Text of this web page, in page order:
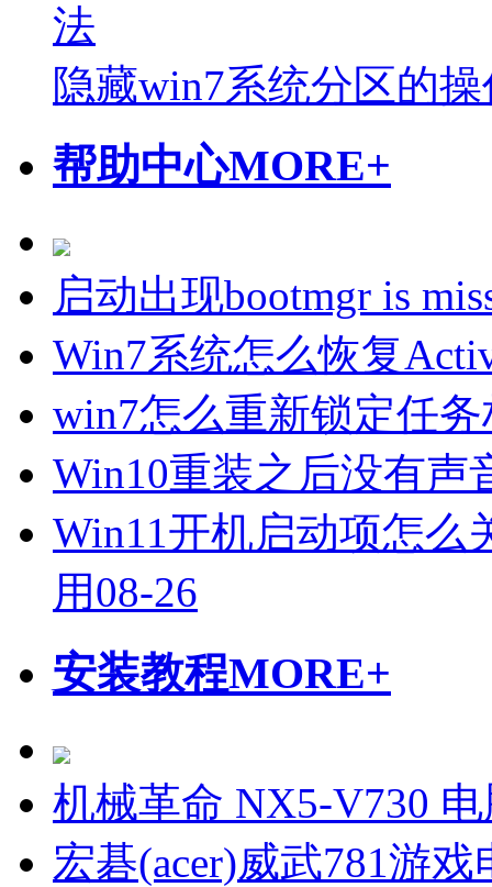
法
隐藏win7系统分区的
帮助中心MORE+
启动出现bootmgr is
Win7系统怎么恢复
win7怎么重新锁定任
Win10重装之后没有声
Win11开机启动项怎么
用08-26
安装教程MORE+
机械革命 NX5-V730
宏碁(acer)威武781游